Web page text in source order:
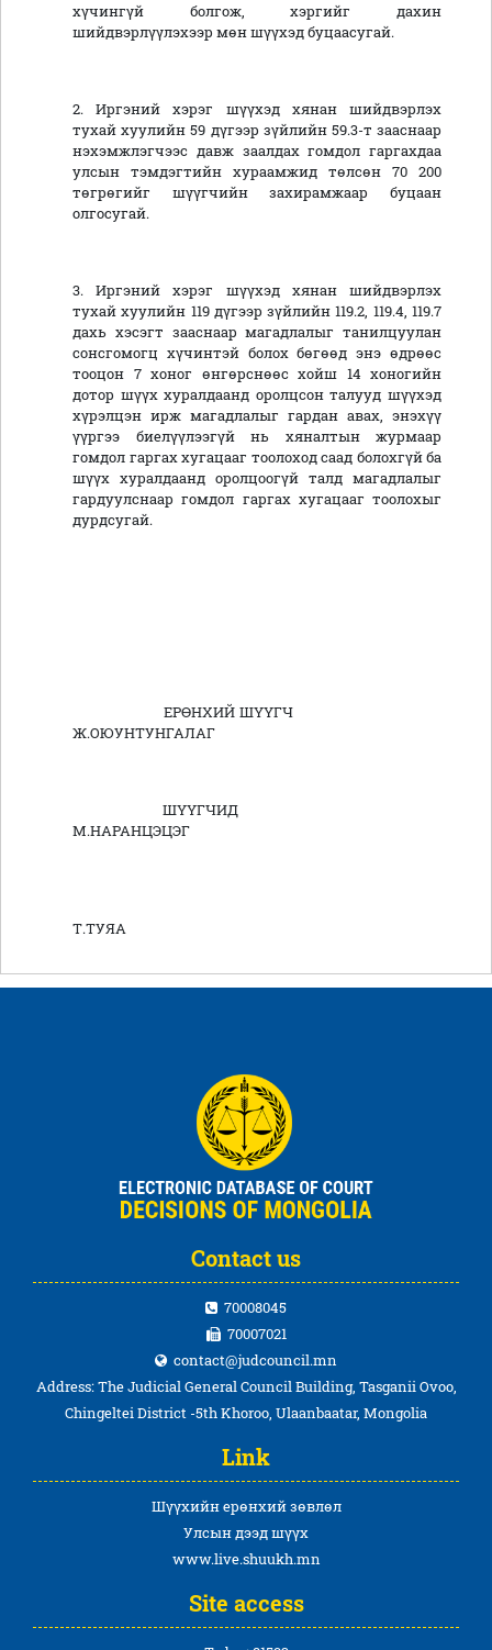
хүчингүй болгож, хэргийг дахин
шийдвэрлүүлэхээр мөн шүүхэд буцаасугай.
2. Иргэний хэрэг шүүхэд хянан шийдвэрлэх
тухай хуулийн 59 дүгээр зүйлийн 59.3-т зааснаар
нэхэмжлэгчээс давж заалдах гомдол гаргахдаа
улсын тэмдэгтийн хураамжид төлсөн 70 200
төгрөгийг шүүгчийн захирамжаар буцаан
олгосугай.
3. Иргэний хэрэг шүүхэд хянан шийдвэрлэх
тухай хуулийн 119 дүгээр зүйлийн 119.2, 119.4, 119.7
дахь хэсэгт зааснаар магадлалыг танилцуулан
сонсгомогц хүчинтэй болох бөгөөд энэ өдрөөс
тооцон 7 хоног өнгөрснөөс хойш 14 хоногийн
дотор шүүх хуралдаанд оролцсон талууд шүүхэд
хүрэлцэн ирж магадлалыг гардан авах, энэхүү
үүргээ биелүүлээгүй нь хяналтын журмаар
гомдол гаргах хугацааг тоолоход саад болохгүй ба
шүүх хуралдаанд оролцоогүй талд магадлалыг
гардуулснаар гомдол гаргах хугацааг тоолохыг
дурдсугай.
ЕРӨНХИЙ ШҮҮГЧ
Ж.ОЮУНТУНГАЛАГ
ШҮҮГЧИД
М.НАРАНЦЭЦЭГ
Т.ТУЯА
Contact us
70008045
70007021
contact@judcouncil.mn
Address: The Judicial General Council Building, Tasganii Ovoo,
Chingeltei District -5th Khoroo, Ulaanbaatar, Mongolia
Link
Шүүхийн ерөнхий зөвлөл
Улсын дээд шүүх
www.live.shuukh.mn
Site access